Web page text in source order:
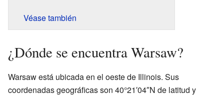
Véase también
¿Dónde se encuentra Warsaw?
Warsaw está ubicada en el oeste de Illinois. Sus
coordenadas geográficas son 40°21′04″N de latitud y